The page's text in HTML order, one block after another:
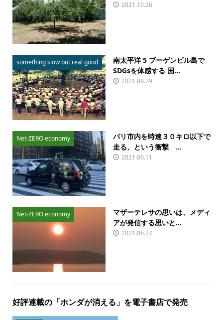
2021.10.26
something slow but real good
南太平洋 5 ブーゲンビル島で
SDGsを体感する 国...
2021.09.29
Net-ZERO economy
パリ市内を時速３０キロ以下で
走る、という衝撃 ...
2021.09.11
Net-ZERO economy
マザーテレサの思いは、メディ
アが発信する思いと...
2021.06.27
好評連載の「ホンダが消える」を電子書店で発売